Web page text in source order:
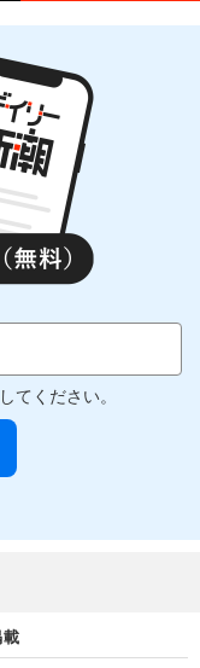
てください。
載